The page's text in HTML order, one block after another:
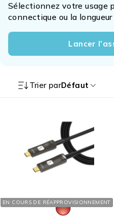
Sélectionnez votre usage
connectique ou la
Lancer
Trier parDéfaut
EN COURS DE RÉAPPROVISIONNEMENT
Réf. : 413851